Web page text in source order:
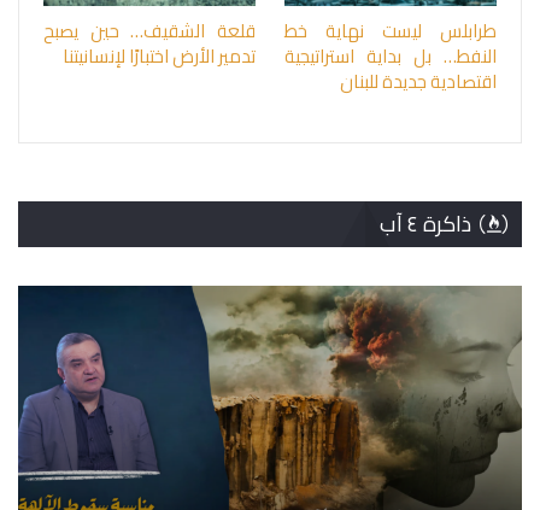
طرابلس ليست نهاية خط
النفط… بل بداية استراتيجية
اقتصادية جديدة للبنان
قلعة الشقيف… حين يصبح
تدمير الأرض اختبارًا لإنسانيتنا
ذاكرة ٤ آب